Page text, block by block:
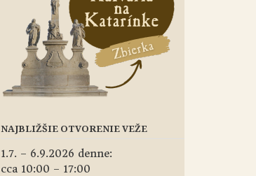
NAJBLIŽŠIE OTVORENIE VEŽE
1.7. – 6.9.2026 denne:
cca 10:00 – 17:00